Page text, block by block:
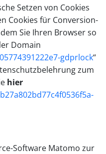
Setzen von Cookies
Cookies für Conversion-
Sie Ihren Browser so
Domain
gdprlock“
zum
hier
Software Matomo zur